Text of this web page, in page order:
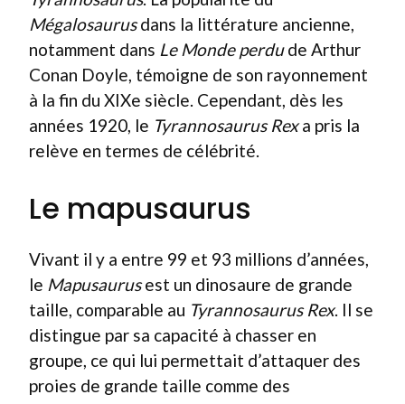
Mégalosaurusdans la littérature ancienne,
notamment dans Le Monde perdude Arthur
Conan Doyle, témoigne de son rayonnement
à la fin du XIXe siècle. Cependant, dès les
années 1920, le Tyrannosaurus Rexa pris la
relève en termes de célébrité.
Le mapusaurus
Vivant il y a entre 99 et 93 millions d’années,
le Mapusaurusest un dinosaure de grande
taille, comparable au Tyrannosaurus Rex. Il se
distingue par sa capacité à chasser en
groupe, ce qui lui permettait d’attaquer des
proies de grande taille comme des